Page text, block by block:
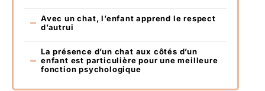
Avec un chat, l’enfant apprend le respect
d’autrui
La présence d’un chat aux côtés d’un
enfant est particulière pour une meilleure
fonction psychologique